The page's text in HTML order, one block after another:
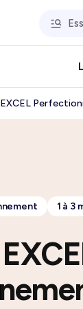
EXCEL
1 à 3